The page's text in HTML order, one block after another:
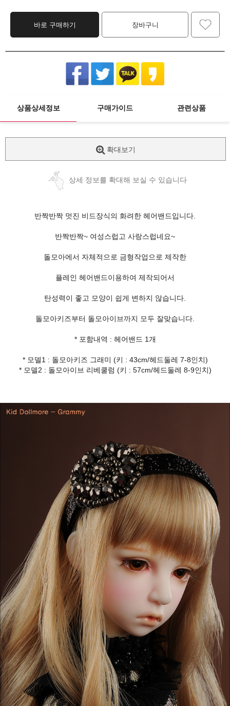
바로 구매하기 장바구니
상품상세정보 구매가이드 관련상품
확대보기
상세 정보를 확대해 보실 수 있습니다
반짝반짝 멋진 비드장식의 화려한 헤어밴드입니다.
반짝반짝~ 여성스럽고 사랑스럽네요~
돌모아에서 자체적으로 금형작업으로 제작한
플레인 헤어밴드이용하여 제작되어서
탄성력이 좋고 모양이 쉽게 변하지 않습니다.
돌모아키즈부터 돌모아이브까지 모두 잘맞습니다.
* 포함내역 : 헤어밴드 1개
* 모델1 : 돌모아키즈 그래미 (키 : 43cm/헤드둘레 7-8인치)
* 모델2 : 돌모아이브 리베쿨럼 (키 : 57cm/헤드둘레 8-9인치)